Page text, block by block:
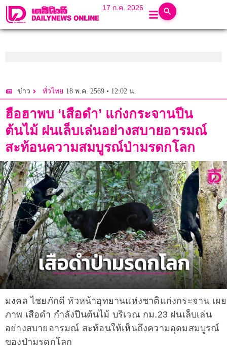
17 ก.ค. 2026
ข่าว ทั่วไทย 18 พ.ค. 2569 • 12:02 น.
ฮือฮาพบ ‘เสือดำ’ แก่งกระจานปีน
ต้นไม้ ฝนเล็บเล่นอย่างสบายอารมณ์
สะท้อนความสมบูรณ์ป่ามรดกโลก
มงคล ไชยภักดี หัวหน้าอุทยานแห่งชาติแก่งกระจาน เผย
ภาพ เสือดำ กำลังปีนต้นไม้ บริเวณ กม.23 ฝนเล็บเล่น
อย่างสบายอารมณ์ สะท้อนให้เห็นถึงความอุดมสมบูรณ์
ของป่ามรดกโลก